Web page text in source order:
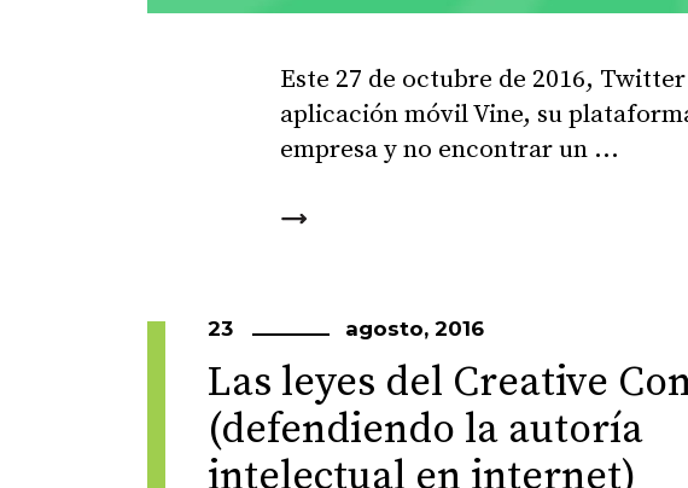
Este 27 de octubre de 2016,
aplicación móvil Vine, su
empresa y no encontrar un
23 agosto, 2016
Las leyes del Creative
(defendiendo la autoría
intelectual en internet)